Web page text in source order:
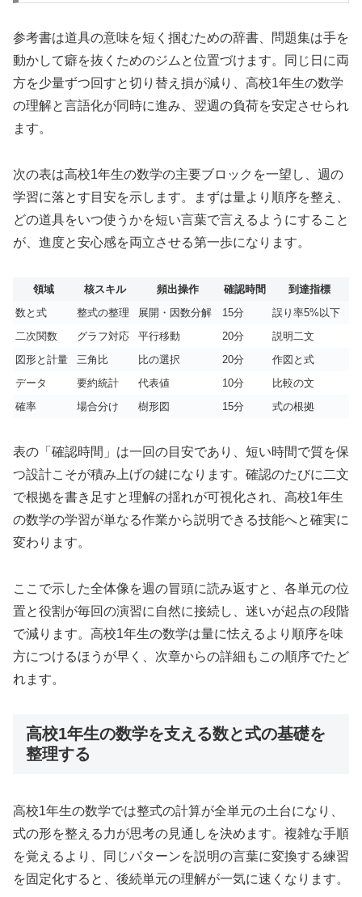
参考書は道具の意味を短く掴むための辞書、問題集は手を
動かして癖を抜くためのジムと位置づけます。同じ日に両
方を少量ずつ回すと切り替え損が減り、高校1年生の数学
の理解と言語化が同時に進み、翌週の負荷を安定させられ
ます。
次の表は高校1年生の数学の主要ブロックを一望し、週の
学習に落とす目安を示します。まずは量より順序を整え、
どの道具をいつ使うかを短い言葉で言えるようにすること
が、進度と安心感を両立させる第一歩になります。
領域 核スキル 頻出操作 確認時間
到達指標
数と式
整式の整理 展開・因数分解 15分
誤り率5%以下
二次関数
グラフ対応 平行移動 20分
説明二文
図形と計量
三角比 比の選択 20分
作図と式
データ
要約統計 代表値 10分
比較の文
確率
場合分け 樹形図 15分 式の根拠
表の「確認時間」は一回の目安であり、短い時間で質を保
つ設計こそが積み上げの鍵になります。確認のたびに二文
で根拠を書き足すと理解の揺れが可視化され、高校1年生
の数学の学習が単なる作業から説明できる技能へと確実に
変わります。
ここで示した全体像を週の冒頭に読み返すと、各単元の位
置と役割が毎回の演習に自然に接続し、迷いが起点の段階
で減ります。高校1年生の数学は量に怯えるより順序を味
方につけるほうが早く、次章からの詳細もこの順序でたど
れます。
高校1年生の数学を支える数と式の基礎を
整理する
高校1年生の数学では整式の計算が全単元の土台になり、
式の形を整える力が思考の見通しを決めます。複雑な手順
を覚えるより、同じパターンを説明の言葉に変換する練習
を固定化すると、後続単元の理解が一気に速くなります。